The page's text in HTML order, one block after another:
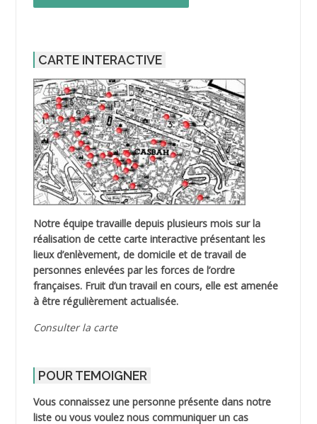
CARTE INTERACTIVE
Notre équipe travaille depuis plusieurs mois sur la
réalisation de cette carte interactive présentant les
lieux d’enlèvement, de domicile et de travail de
personnes enlevées par les forces de l’ordre
françaises. Fruit d’un travail en cours, elle est amenée
à être régulièrement actualisée.
Consulter la carte
POUR TEMOIGNER
Vous connaissez une personne présente dans notre
liste ou vous voulez nous communiquer un cas